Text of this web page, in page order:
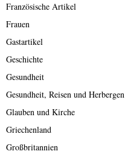
Französische Artikel
Frauen
Gastartikel
Geschichte
Gesundheit
Gesundheit, Reisen und Herbergen
Glauben und Kirche
Griechenland
Großbritannien